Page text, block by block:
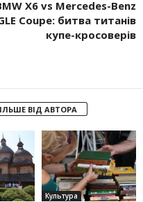
X6 vs Mercedes-Benz
Coupe: битва титанів
купе-кросоверів
ВІД АВТОРА
Культура